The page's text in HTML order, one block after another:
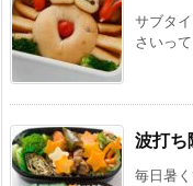
サブタ
さいっ
波打ち
毎日暑